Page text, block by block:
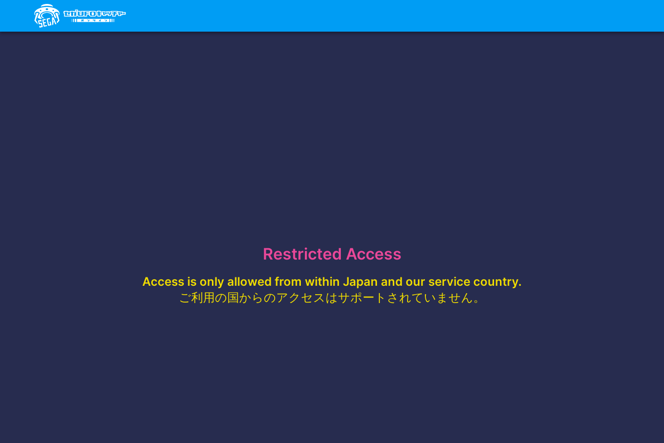
Restricted Access
Access is only allowed from within Japan and our service country.
ご利用の国からのアクセスはサポートされていません。